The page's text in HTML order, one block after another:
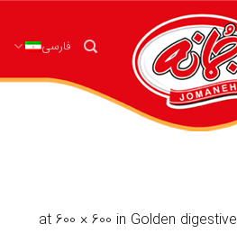
فارسی
600 × 600 in Golden digestive